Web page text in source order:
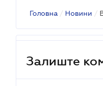
Головна / Новини /
Залиште